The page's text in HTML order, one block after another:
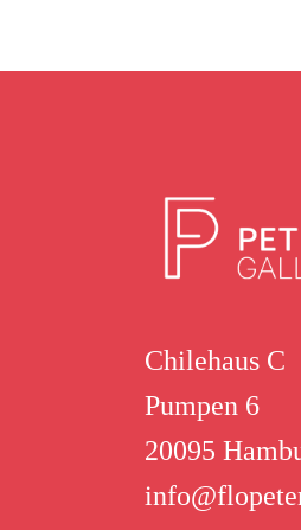
Chilehaus C
Pumpen 6
20095